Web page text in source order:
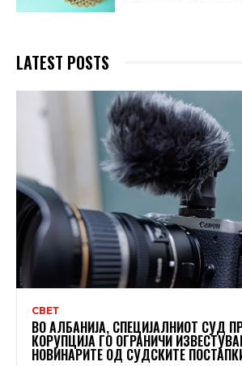
LATEST POSTS
СВЕТ
ВО АЛБАНИЈА, СПЕЦИЈАЛНИОТ СУД
КОРУПЦИЈА ГО ОГРАНИЧИ
НОВИНАРИТЕ ОД СУДСКИТЕ